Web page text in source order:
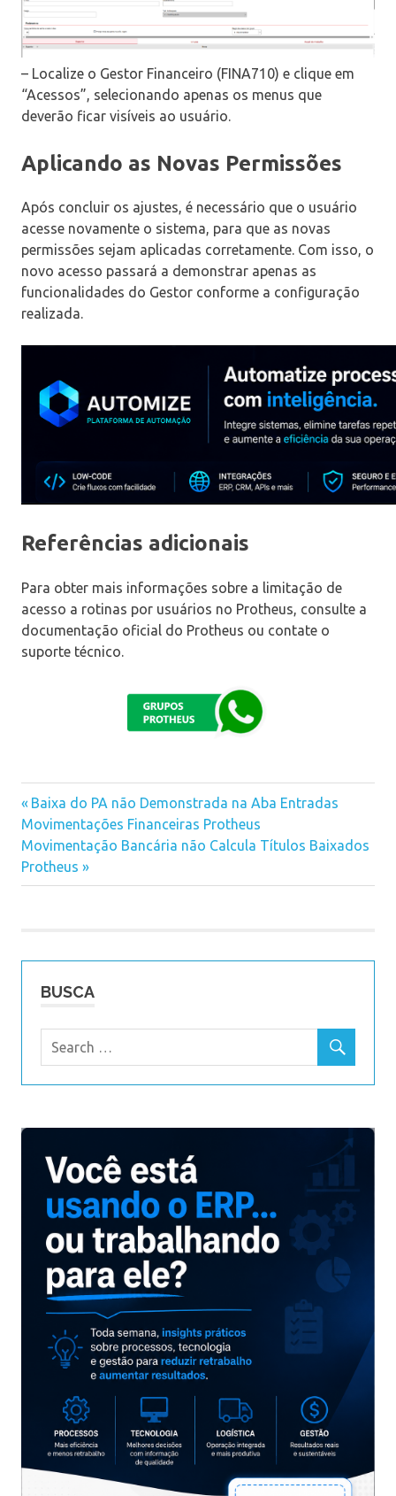
– Localize o Gestor Financeiro (FINA710) e clique em
“Acessos”, selecionando apenas os menus que
deverão ficar visíveis ao usuário.
Aplicando as Novas Permissões
Após concluir os ajustes, é necessário que o usuário
acesse novamente o sistema, para que as novas
permissões sejam aplicadas corretamente. Com isso, o
novo acesso passará a demonstrar apenas as
funcionalidades do Gestor conforme a configuração
realizada.
Referências adicionais
Para obter mais informações sobre a limitação de
acesso a rotinas por usuários no Protheus, consulte a
documentação oficial do Protheus ou contate o
suporte técnico.
Navegação
de
Post
Previous
Post:
Baixa do PA não Demonstrada na Aba Entradas
Movimentações Financeiras Protheus
Next
Post:
Movimentação Bancária não Calcula Títulos Baixados
Protheus
BUSCA